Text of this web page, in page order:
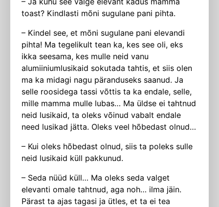
toast? Kindlasti mõni sugulane pani pihta.
– Kindel see, et mõni sugulane pani elevandi
pihta! Ma tegelikult tean ka, kes see oli, eks
ikka seesama, kes mulle neid vanu
alumiiniumlusikaid sokutada tahtis, et siis olen
ma ka midagi nagu päranduseks saanud. Ja
selle roosidega tassi võttis ta ka endale, selle,
mille mamma mulle lubas… Ma üldse ei tahtnud
neid lusikaid, ta oleks võinud vabalt endale
need lusikad jätta. Oleks veel hõbedast olnud…
– Kui oleks hõbedast olnud, siis ta poleks sulle
neid lusikaid küll pakkunud.
– Seda nüüd küll… Ma oleks seda valget
elevanti omale tahtnud, aga noh… ilma jäin.
Pärast ta ajas tagasi ja ütles, et ta ei tea